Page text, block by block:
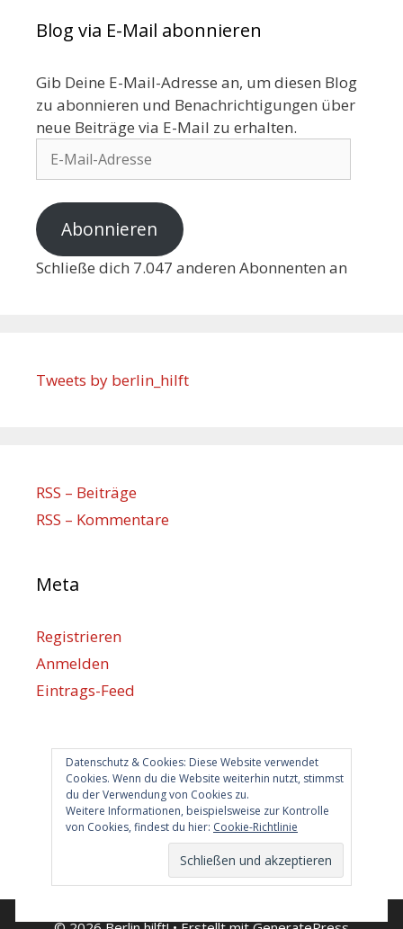
Blog via E-Mail abonnieren
Gib Deine E-Mail-Adresse an, um diesen Blog
zu abonnieren und Benachrichtigungen über
neue Beiträge via E-Mail zu erhalten.
Abonnieren
Schließe dich 7.047 anderen Abonnenten an
Datenschutz & Cookies: Diese Website verwendet
Cookies. Wenn du die Website weiterhin nutzt, stimmst
du der Verwendung von Cookies zu.
Weitere Informationen, beispielsweise zur Kontrolle
von Cookies, findest du hier: Cookie-Richtlinie
Tweets by berlin_hilft
RSS – Beiträge
RSS – Kommentare
Meta
Registrieren
Anmelden
Eintrags-Feed
WordPress.org
Berlin hilft
info@berlin-hilft.com